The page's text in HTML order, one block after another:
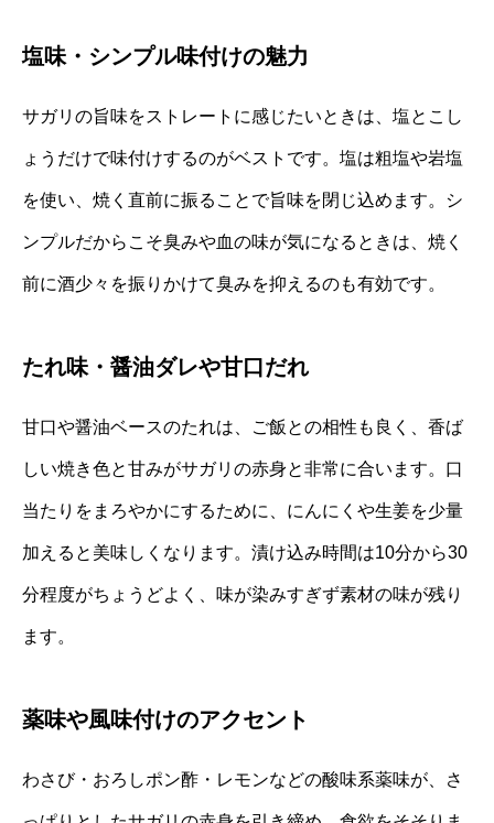
塩味・シンプル味付けの魅力
サガリの旨味をストレートに感じたいときは、塩とこし
ょうだけで味付けするのがベストです。塩は粗塩や岩塩
を使い、焼く直前に振ることで旨味を閉じ込めます。シ
ンプルだからこそ臭みや血の味が気になるときは、焼く
前に酒少々を振りかけて臭みを抑えるのも有効です。
たれ味・醤油ダレや甘口だれ
甘口や醤油ベースのたれは、ご飯との相性も良く、香ば
しい焼き色と甘みがサガリの赤身と非常に合います。口
当たりをまろやかにするために、にんにくや生姜を少量
加えると美味しくなります。漬け込み時間は10分から30
分程度がちょうどよく、味が染みすぎず素材の味が残り
ます。
薬味や風味付けのアクセント
わさび・おろしポン酢・レモンなどの酸味系薬味が、さ